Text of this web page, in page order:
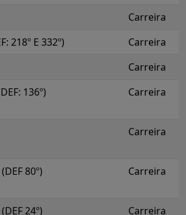
Carreira
218º E 332º)
Carreira
Carreira
136º) Carreira
Carreira
80º) Carreira
24º)
Carreira